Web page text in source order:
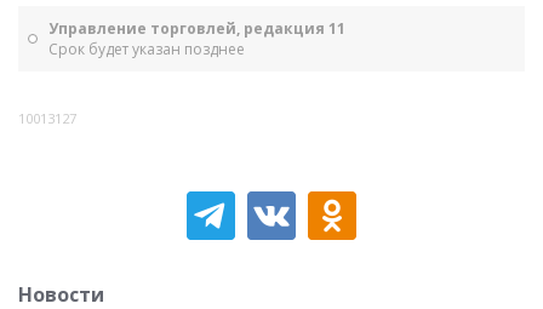
Управление торговлей, редакция 11
Срок будет указан позднее
10013127
Новости